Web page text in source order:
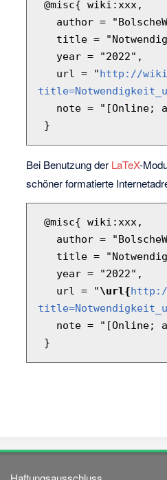
   url = "
http://
Bei Benutzung der LaTeX-
schöner formatierte
   url = "
\url{